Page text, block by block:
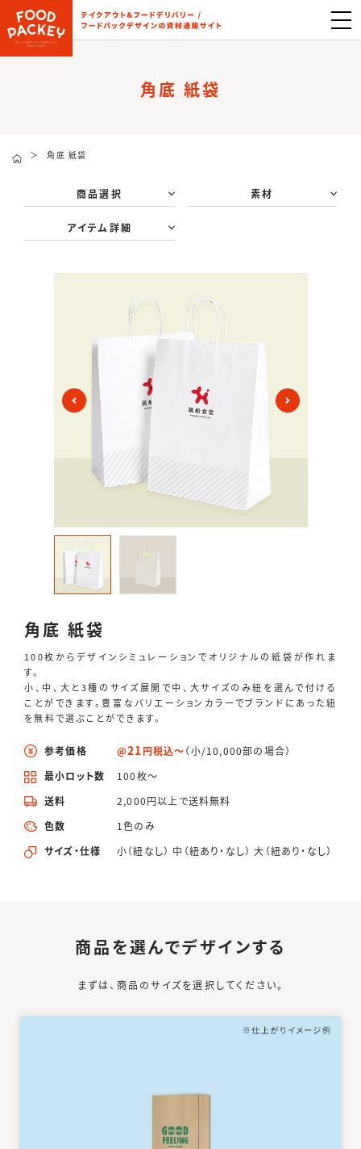
角底 紙袋
＞ 角底 紙袋
商品選択 素材
アイテム詳細
角底 紙袋
100枚からデザインシミュレーションでオリジナルの紙袋が作れま
す。
小、中、大と3種のサイズ展開で中、大サイズのみ紐を選んで付ける
ことができます。豊富なバリエーションカラーでブランドにあった紐
を無料で選ぶことができます。
参考価格 @21円税込〜（小/10,000部の場合）
最小ロット数
100枚〜
送料
2,000円以上で送料無料
色数
1色のみ
サイズ・仕様
小（紐なし） 中（紐あり・なし） 大（紐あり・なし）
商品を選んでデザインする
まずは、商品のサイズを選択してください。